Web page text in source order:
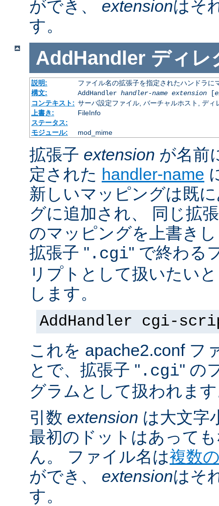
ができ、 extensionはそ
す。
AddHandler ディレ
説明:
ファイル名の拡張子を指定されたハンドラに
構文:
AddHandler handler-name extension[
コンテキスト: サーバ設定ファイル, バーチャルホスト, ディ
上書き:
FileInfo
ステータス:
モジュール:
mod_mime
拡張子 extension が名前
定された handler-name
新しいマッピングは既
グに追加され、 同じ拡
のマッピングを上書き
拡張子 " .cgi" で終わる
リプトとして扱いたい
します。
AddHandler cgi-
これを apache2.conf フ
とで、拡張子 " .cgi" の
グラムとして扱われま
引数 extension は大文字
最初のドットはあって
ん。 ファイル名は複数
ができ、 extensionはそ
す。